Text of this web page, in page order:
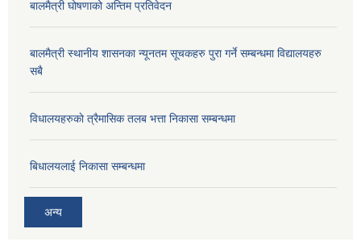
बालमैत्री घोषणाको अन्तिम प्रतिवेदन
बालमैत्री स्थानीय शासनका न्यूनतम सूचकहरु पुरा गर्ने सम्बन्धमा विद्यालयहरु
सबै
विधालयहरुकाे त्रैमासिक तलब भत्ता निकासा सम्बन्धमा
बिधालयलाई निकासा सम्बन्धमा
अन्य